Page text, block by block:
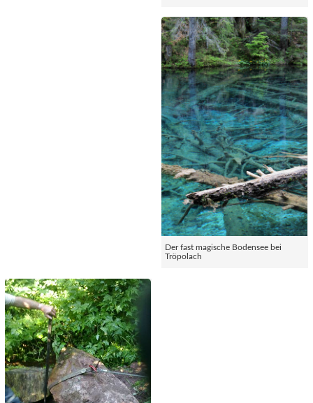
Der fast magische Bodensee bei
Tröpolach